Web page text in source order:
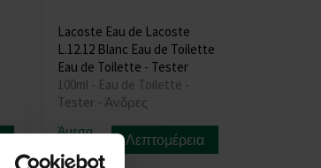
Lacoste Eau de Lacoste
L.12.12 Blanc Eau de Toilette
Eau de Toilette - Tester
100ml - Eau de Toilette -
Tester - Άνδρες
Άμεσα
Λεπτομέρεια